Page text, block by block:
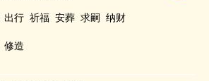
出行 祈福 安葬 求嗣 纳财
修造